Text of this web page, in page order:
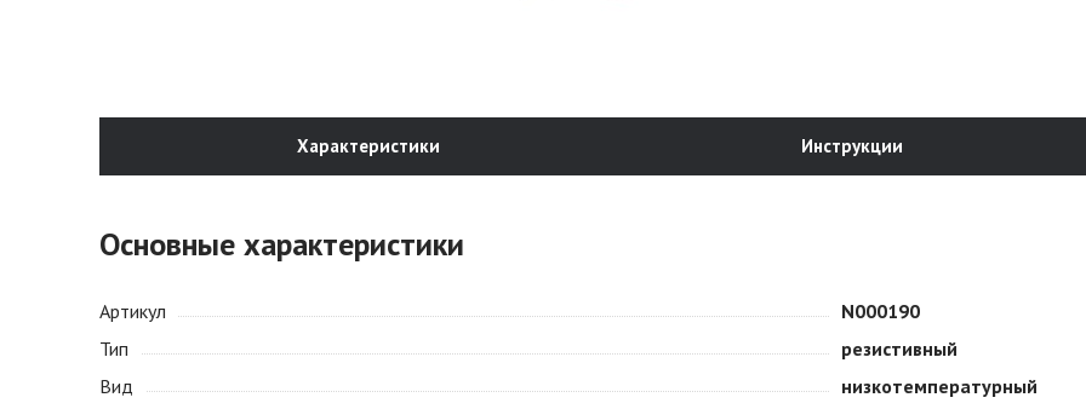
Характеристики Инструкции
Основные характеристики
Артикул
N000190
Тип
резистивный
Вид
низкотемпературный